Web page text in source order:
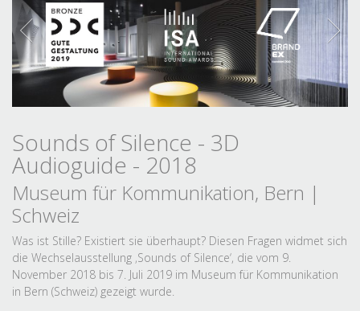
Sounds of Silence - 3D
Audioguide - 2018
Museum für Kommunikation, Bern |
Schweiz
Was ist Stille? Existiert sie überhaupt? Diesen Fragen widmet sich
die Wechselausstellung ‚Sounds of Silence‘, die vom 9.
November 2018 bis 7. Juli 2019 im Museum für Kommunikation
in Bern (Schweiz) gezeigt wurde.